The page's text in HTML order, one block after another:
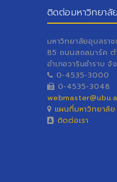
ติดต่อมหาวิทยาลัย
มหาวิทยาลัยอุบลราช
85 ถนนสถลมาร์ค ต
อำเภอวารินชำราบ
0-4535-3000
0-4535-3048
แผนที่มหาวิทยาลัย
ติดต่อเรา